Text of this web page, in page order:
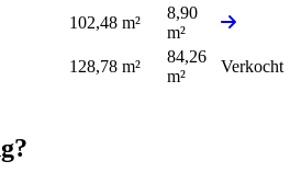
102,48 m²
8,90
m²
128,78 m²
84,26
m²
Verkocht